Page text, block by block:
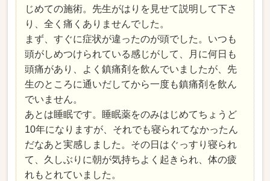
じめての施術。先生がはりを見せて説明して下さ
り、全く痛くありませんでした。
まず、すぐに症状が違ったのが頭でした。いつも
頭がしめつけられている感じがして、月に何日も
頭痛があり、よく鎮痛剤を飲んでいましたが、先
生のところに通いだしてから一度も鎮痛剤を飲ん
でいません。
あとは睡眠です。睡眠薬をのみはじめてちょうど
10年になりますが、それでも寝られてなかったん
だなあと実感しました。その日はぐっすり寝られ
て、久しぶりに朝が気持ちよく起きられ、体の疲
れもとれていました。